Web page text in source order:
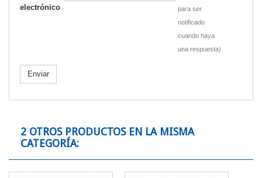
electrónico
para ser
notificado
cuando haya
una respuesta)
Enviar
2 OTROS PRODUCTOS EN LA MISMA
CATEGORÍA: